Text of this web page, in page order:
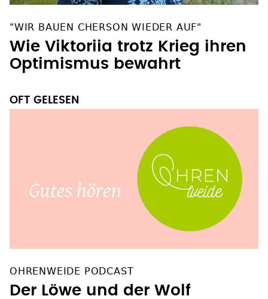
"WIR BAUEN CHERSON WIEDER AUF"
Wie Viktoriia trotz Krieg ihren
Optimismus bewahrt
OFT GELESEN
OHRENWEIDE PODCAST
Der Löwe und der Wolf